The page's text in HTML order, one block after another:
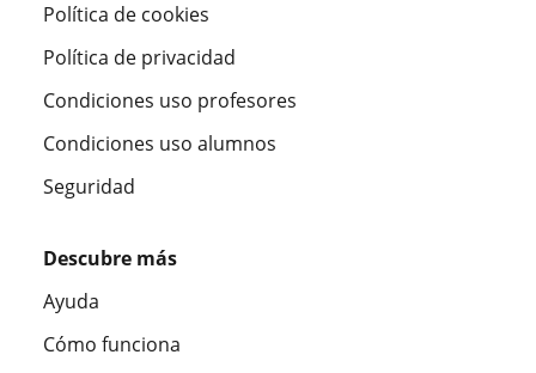
Política de cookies
Política de privacidad
Condiciones uso profesores
Condiciones uso alumnos
Seguridad
Descubre más
Ayuda
Cómo funciona